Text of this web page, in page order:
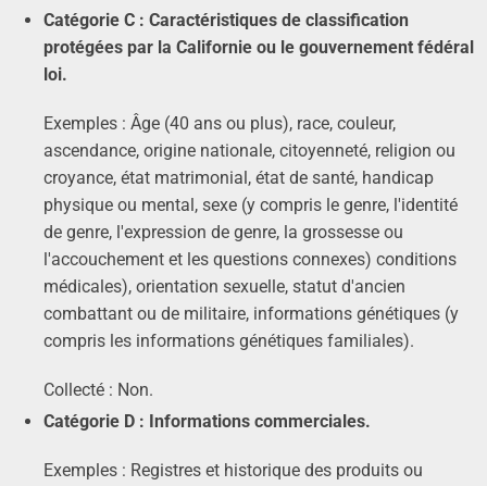
Catégorie C : Caractéristiques de classification
protégées par la Californie ou le gouvernement fédéral
loi.
Exemples : Âge (40 ans ou plus), race, couleur,
ascendance, origine nationale, citoyenneté, religion ou
croyance, état matrimonial, état de santé, handicap
physique ou mental, sexe (y compris le genre, l'identité
de genre, l'expression de genre, la grossesse ou
l'accouchement et les questions connexes) conditions
médicales), orientation sexuelle, statut d'ancien
combattant ou de militaire, informations génétiques (y
compris les informations génétiques familiales).
Collecté : Non.
Catégorie D : Informations commerciales.
Exemples : Registres et historique des produits ou